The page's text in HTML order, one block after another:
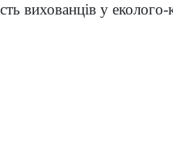
вихованців у